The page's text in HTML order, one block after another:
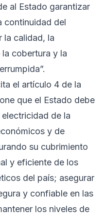
al Estado garantizar
continuidad del
la calidad, la
cobertura y la
el artículo 4 de la
que el Estado debe
de la
y de
su cubrimiento
y eficiente de los
del país; asegurar
y confiable en las
los niveles de